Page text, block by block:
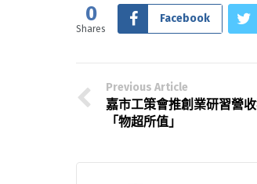
0
Shares
Facebook
Previous Article
嘉市工策會推創業研習營
「物超所值」